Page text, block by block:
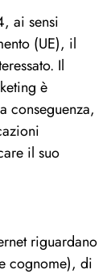
ai sensi
(UE), il
Il
è
conseguenza,
il suo
riguardano
cognome), di